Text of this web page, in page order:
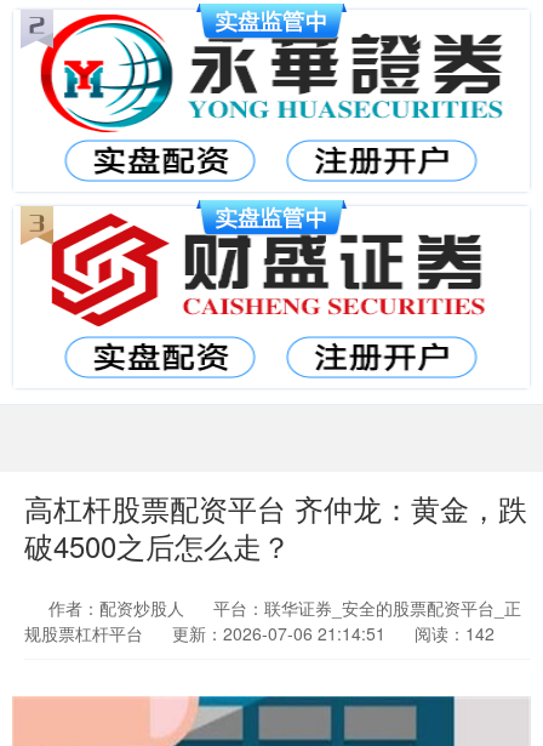
高杠杆股票配资平台 齐仲龙：黄金，跌
破4500之后怎么走？
作者：配资炒股人
平台：联华证券_安全的股票配资平台_正
规股票杠杆平台
更新：2026-07-06 21:14:51 阅读：142